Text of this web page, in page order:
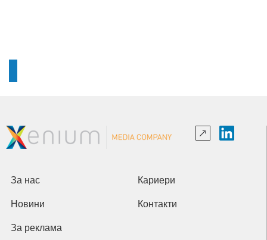
За нас Кариери
Новини Контакти
За реклама